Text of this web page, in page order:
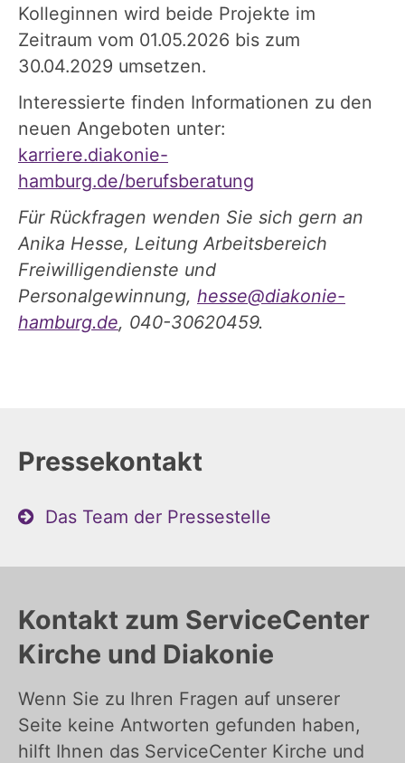
Kolleginnen wird beide Projekte im
Zeitraum vom 01.05.2026 bis zum
30.04.2029 umsetzen.
Interessierte finden Informationen zu den
neuen Angeboten unter:
karriere.diakonie-
hamburg.de/berufsberatung
Für Rückfragen wenden Sie sich gern an
Anika Hesse, Leitung Arbeitsbereich
Freiwilligendienste und
Personalgewinnung, hesse@diakonie-
hamburg.de, 040-30620459.
Pressekontakt
Das Team der Pressestelle
Kontakt zum ServiceCenter
Kirche und Diakonie
Wenn Sie zu Ihren Fragen auf unserer
Seite keine Antworten gefunden haben,
hilft Ihnen das ServiceCenter Kirche und